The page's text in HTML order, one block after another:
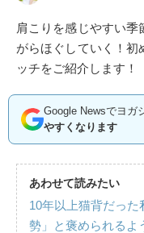
肩こりを感じやすい
がらほぐしていく！初
ッチをご紹介します！
Google Newsでヨガ
やすくなります
あわせて読みたい
10年以上猫背だっ
勢」と褒められるよ